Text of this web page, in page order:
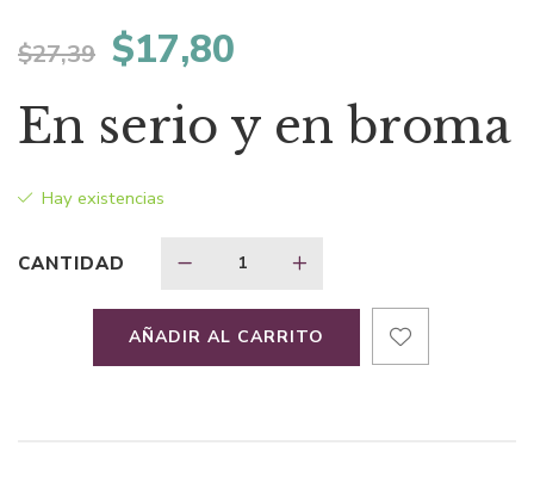
$27,39 El
precio
original
$27,39.
$17,80
precio
actual
$17,80.
En serio y en broma
Hay existencias
CANTIDAD
AÑADIR AL CARRITO